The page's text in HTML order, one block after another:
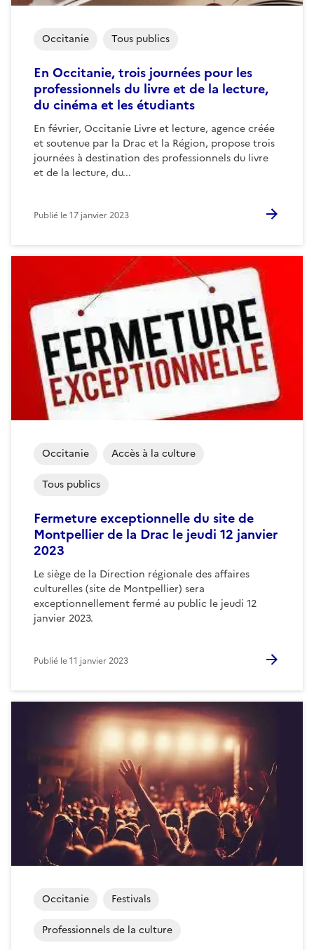
En Occitanie, trois journées pour les
professionnels du livre et de la lecture,
du cinéma et les étudiants
En février, Occitanie Livre et lecture, agence créée
et soutenue par la Drac et la Région, propose trois
journées à destination des professionnels du livre
et de la lecture, du...
Occitanie Tous publics
Publié le17 janvier 2023
Fermeture exceptionnelle du site de
Montpellier de la Drac le jeudi 12 janvier
2023
Le siège de la Direction régionale des affaires
culturelles (site de Montpellier) sera
exceptionnellement fermé au public le jeudi 12
janvier 2023.
Occitanie Accès à la culture
Tous publics
Publié le11 janvier 2023
Occitanie Festivals
Professionnels de la culture